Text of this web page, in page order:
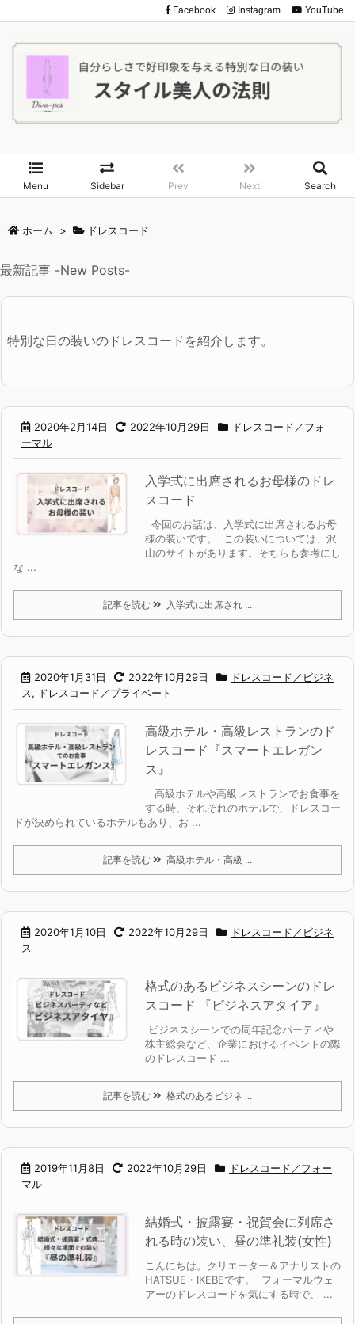
Menu Sidebar Prev Next Search
Facebook Instagram YouTube
ホーム > ドレスコード
最新記事 -New Posts-
特別な日の装いのドレスコードを紹介します。
2020年2月14日 2022年10月29日
ドレスコード／フォ
ーマル
入学式に出席されるお母様のドレ
スコード
今回のお話は、入学式に出席されるお母
様の装いです。 この装いについては、沢
山のサイトがあります。そちらも参考にし
な ...
記事を読む 入学式に出席され ...
2020年1月31日 2022年10月29日
ドレスコード／ビジネ
ス, ドレスコード／プライベート
高級ホテル・高級レストランのド
レスコード『スマートエレガン
ス』
高級ホテルや高級レストランでお食事を
する時、それぞれのホテルで、ドレスコー
ドが決められているホテルもあり、お ...
記事を読む 高級ホテル・高級 ...
2020年1月10日 2022年10月29日
ドレスコード／ビジネ
ス
格式のあるビジネスシーンのドレ
スコード 『ビジネスアタイア』
ビジネスシーンでの周年記念パーティや
株主総会など、企業におけるイベントの際
のドレスコード ...
記事を読む 格式のあるビジネ ...
2019年11月8日 2022年10月29日
ドレスコード／フォー
マル
結婚式・披露宴・祝賀会に列席さ
れる時の装い、昼の準礼装(女性)
こんにちは。クリエーター＆アナリストの
HATSUE・IKEBEです。 フォーマルウェ
アーのドレスコードを気にする時で、 ...